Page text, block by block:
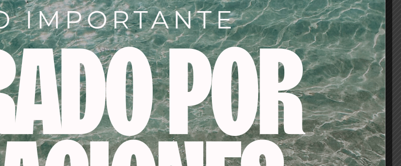
SKU:206457
Categorías:PELUQUERIA,tintes/baño de color/oxigenadas